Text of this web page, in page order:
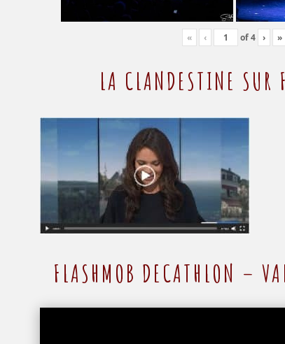
« ‹ of4 › »
LA CLANDESTINE SUR
FLASHMOB DECATHLON –